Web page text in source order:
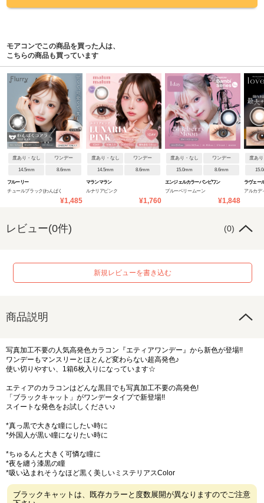
モアコンでこの商品を買った人は、
こちらの商品も買っています
度あり・なし ワンデー
14.5mm 8.6mm
フルーリー
チュールブラック(わんぱく
¥1,485
度あり・なし ワンデー
14.5mm 8.6mm
マランマラン
ルナリアピンク
¥1,760
度あり・なし ワンデー
15.0mm 8.6mm
エンジェルカラーバンビワン
ブルーベリームーン
¥1,848
度あ
ラヴェー
アルカデ
レビュー(0件) (0)
新規レビューを書き込む
商品説明
写真加工不要の人気高発色カラコン『エティアワンデー』から新色が登場!!
ワンデーもマンスリーとほとんど変わらない超高発色♪
使い切りやすい、1箱6枚入りになっています☆
エティアのカラコンはどんな黒目でも写真加工不要の高発色!
「ブラックキャット」がワンデータイプで新登場!!
スイートな発色をお試しください♪
*真っ黒で大きな瞳にしたい時に
*外国人が黒い瞳になりたい時に
*ちゅるんと大きく可憐な瞳に
*夜を纏う漆黒の瞳
*吸い込まれそうなほど黒く美しいミステリアスColor
ブラックキャットは、既存カラーと度数展開が異なりますのでご注意